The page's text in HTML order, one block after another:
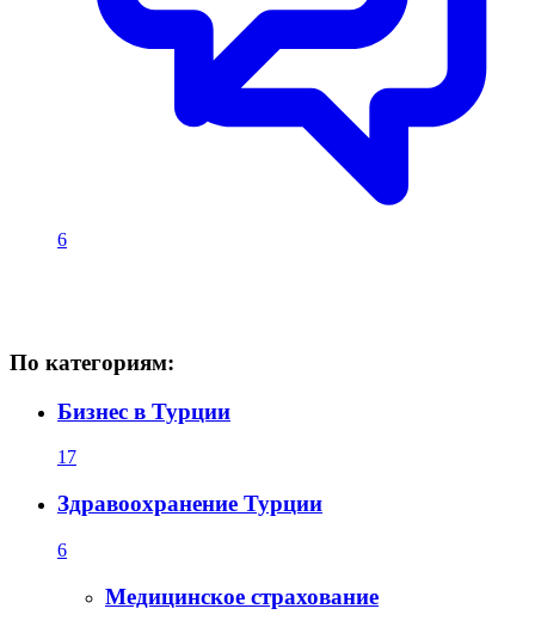
6
По категориям:
Бизнес в Турции
17
Здравоохранение Турции
6
Медицинское страхование